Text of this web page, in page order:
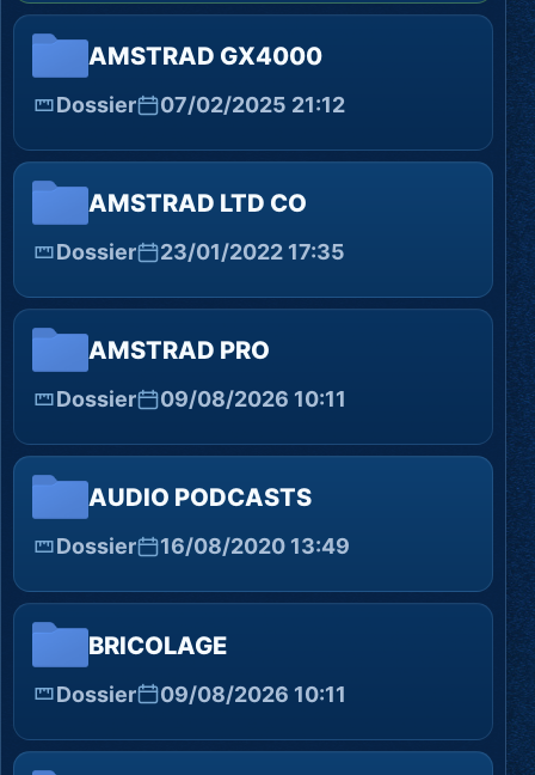
AMSTRAD GX4000
Dossier 07/02/2025 21:12
AMSTRAD LTD CO
Dossier 23/01/2022 17:35
AMSTRAD PRO
Dossier 09/08/2026 10:11
AUDIO PODCASTS
Dossier 16/08/2020 13:49
BRICOLAGE
Dossier 09/08/2026 10:11